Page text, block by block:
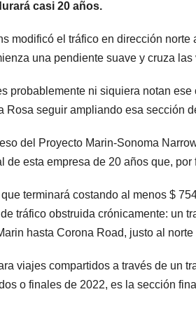
casi 20 años.
modificó el tráfico en dirección
una pendiente suave y cruza las
probablemente ni siquiera notan
Rosa seguir ampliando esa sección
del Proyecto Marin-Sonoma
de esta empresa de 20 años que, por
terminará costando al menos $
tráfico obstruida crónicamente: un
hasta Corona Road, justo al
viajes compartidos a través de un
o finales de 2022, es la sección